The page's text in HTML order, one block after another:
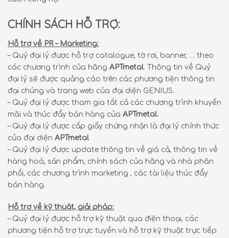
CHÍNH SÁCH HỖ TRỢ:
Hỗ trợ về PR – Marketing:
– Quý đại lý được hỗ trợ catalogue, tờ rơi, banner, … theo
các chương trình của hãng APTmetal. Thông tin về Quý
đại lý sẽ được quảng cáo trên các phương tiện thông tin
đại chúng và trang web của đại diện GENIUS.
– Quý đại lý được tham gia tất cả các chương trình khuyến
mãi và thúc đẩy bán hàng của APTmetal.
– Quý đại lý được cấp giấy chứng nhận là đại lý chính thức
của đại diện APTmetal
– Quý đại lý được update thông tin về giá cả, thông tin về
hàng hoá, sản phẩm, chính sách của hãng và nhà phân
phối, các chương trình marketing , các tài liệu thúc đẩy
bán hàng.
Hỗ trợ về kỹ thuật, giải pháp:
– Quý đại lý được hỗ trợ kỹ thuật qua điện thoại, các
phương tiện hỗ trợ trực tuyến và hỗ trợ kỹ thuật trực tiếp